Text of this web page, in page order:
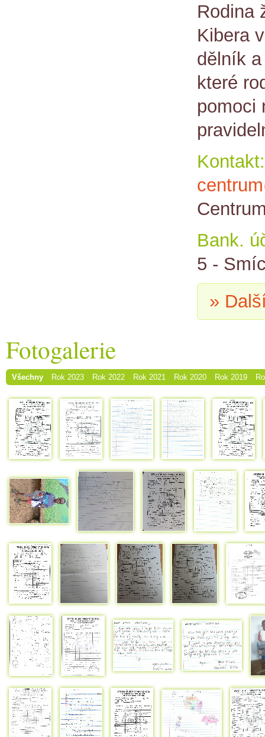
Rodina
Kibera
dělník
které
pomoci
Kontakt:
Bank.
5 -
»
Fotogalerie
Všechny Rok 2023 Rok 2022 Rok 2021 Rok 2020 Rok 2019